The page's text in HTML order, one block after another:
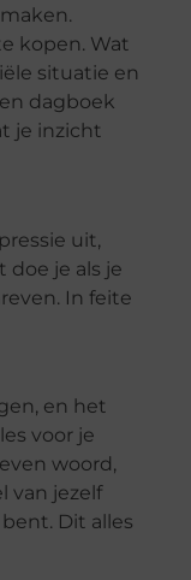
kopen. Wat
situatie en
dagboek
je inzicht
uit,
doe je als je
In feite
en het
voor je
woord,
van jezelf
Dit alles